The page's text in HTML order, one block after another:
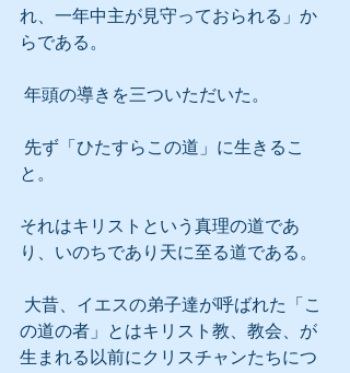
れ、一年中主が見守っておられる」か
らである。
年頭の導きを三ついただいた。
と。
それはキリストという真理の道であ
り、いのちであり天に至る道である。
の道の者」とはキリスト教、教会、が
生まれる以前にクリスチャンたちにつ